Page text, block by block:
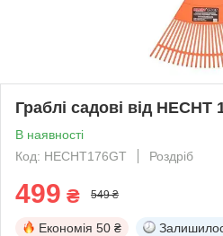
Граблі садові від HECHT
В наявності
Код: HECHT176GT
Роздріб
499 ₴ 549 ₴
Економія 50 ₴